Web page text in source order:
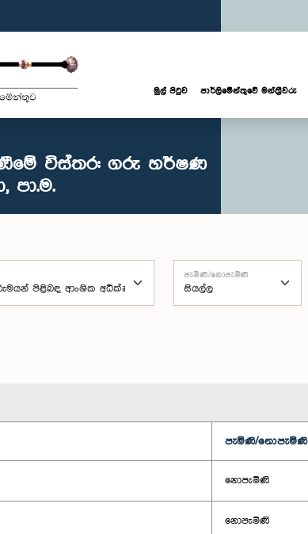
මුල් පිටුව පාර්ලි‌මේන්තුවේ මන්ත්‍රීවරු
විස්තර: ගරු හර්ෂණ
පා.ම.
පැමිණි/නොපැමිණි
පැමිණි/නොපැමිණි
නොපැමිණි
නොපැමිණි